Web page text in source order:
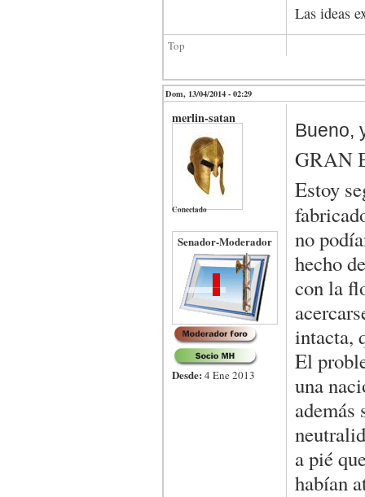
Las ideas
Top
Dom, 13/04/2014 - 02:29
merlin-satan
Conectado
Senador-Moderador
Desde: 4 Ene 2013
Bueno,
GRAN
Estoy
no
hecho
con la
intacta,
El
una
además
a pié
habían